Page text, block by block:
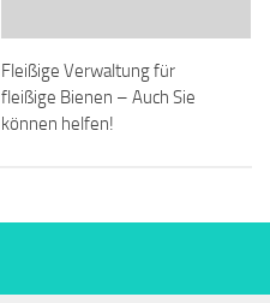
Fleißige Verwaltung für
fleißige Bienen – Auch Sie
können helfen!